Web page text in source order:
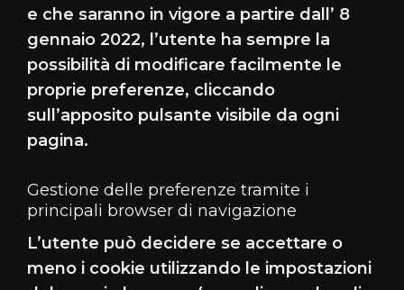
e che saranno in vigore a partire dall’ 8
gennaio 2022, l’utente ha sempre la
possibilità di modificare facilmente le
proprie preferenze, cliccando
sull’apposito pulsante visibile da ogni
pagina.
Gestione delle preferenze tramite i
principali browser di navigazione
L’utente può decidere se accettare o
meno i cookie utilizzando le impostazioni